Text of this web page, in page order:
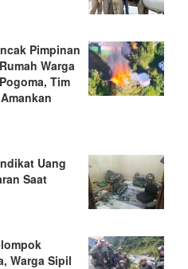
Pimpinan
Warga
Tim
Uang
Saat
Warga Sipil